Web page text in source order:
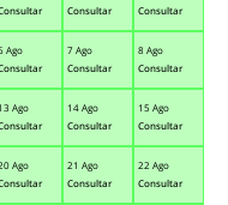
Consultar
Consultar
Ago
7 Ago
Consultar
8 Ago
Consultar
13 Ago
14 Ago
Consultar
15 Ago
Consultar
Ago
21 Ago
Consultar
22 Ago
Consultar